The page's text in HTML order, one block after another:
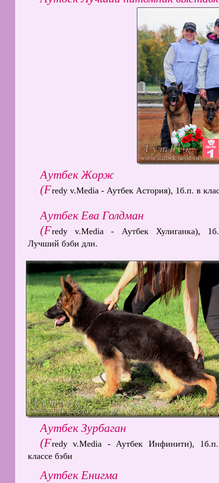
Аутбек Жорж
(Fredy v.Media - Аутбек Астория), 1б.п. в
Аутбек Ева Голдман
(Fredy v.Media - Аутбек Хулиганка),
Лучший бэби длн.
Аутбек Зурбаган
(Fredy v.Media - Аутбек Инфинити),
классе бэби
Аутбек Енигма